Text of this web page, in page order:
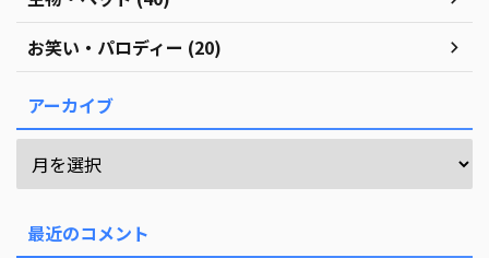
お笑い・パロディー (20)
アーカイブ
最近のコメント